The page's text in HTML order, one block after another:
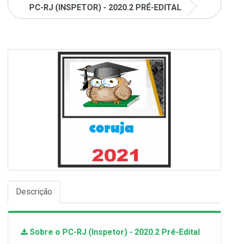
PC-RJ (INSPETOR) - 2020.2 PRÉ-EDITAL
Descrição
Sobre o PC-RJ (Inspetor) - 2020.2 Pré-Edital